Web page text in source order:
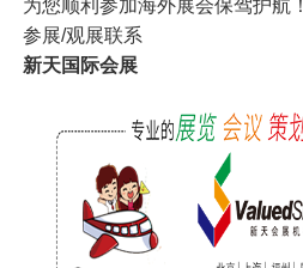
为您顺利参加海外展会保驾护航！
参展/观展联系
新天国际会展